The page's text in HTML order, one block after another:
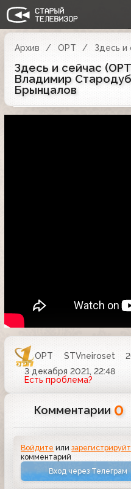
Архив ОРТ Здесь и
Здесь и сейчас
Владимир
Брынцалов
ОРТ STVneiroset
3 декабря 2021, 22:48
Есть проблема?
Комментарии 0
Войдите или
комментарий
Вход через Телеграм